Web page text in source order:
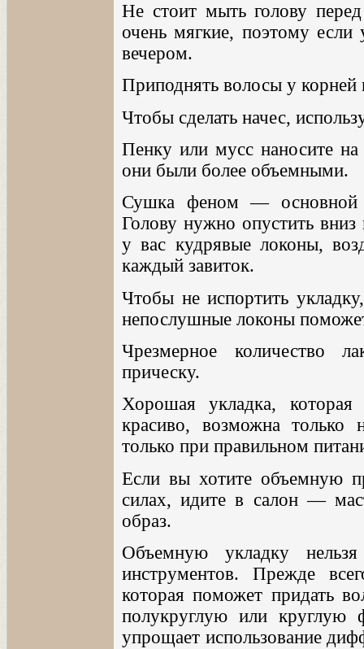
Не стоит мыть голову
очень мягкие, поэтому
вечером.
Приподнять волосы у корней
Чтобы сделать начес,
Пенку или мусс наносите
они были более объемными.
Сушка феном — основной
Голову нужно опустить
у вас кудрявые локоны,
каждый завиток.
Чтобы не испортить
непослушные локоны
Чрезмерное количество
прическу.
Хорошая укладка, которая
красиво, возможна
только при правильном
Если вы хотите объемную
силах, идите в салон —
образ.
Объемную укладку
инструментов. Прежде
которая поможет придать
полукруглую или круглую
упрощает использование